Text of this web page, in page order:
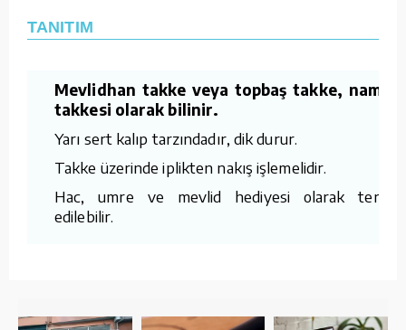
TANITIM
Mevlidhan takke veya topbaş takke, namaz
takkesi olarak bilinir.
Yarı sert kalıp tarzındadır, dik durur.
Takke üzerinde iplikten nakış işlemelidir.
Hac, umre ve mevlid hediyesi olarak tercih
edilebilir.